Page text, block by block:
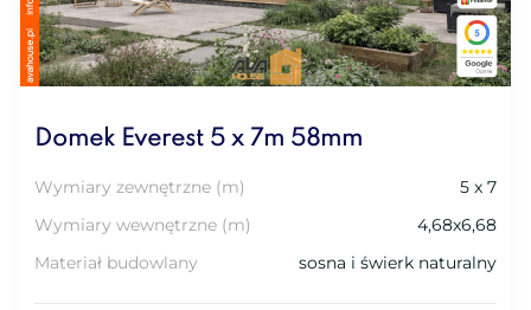
Domek Everest 5 x 7m 58mm
Wymiary zewnętrzne (m)
5 x 7
Wymiary wewnętrzne (m)
4,68x6,68
Materiał budowlany
sosna i świerk naturalny